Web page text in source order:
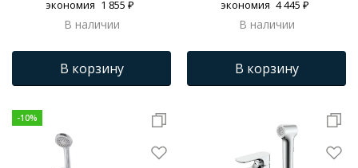
Трапы для душевых
экономия 1 855 ₽
В наличии
В корзину
экономия 4 445 ₽
В наличии
В корзину
-10%